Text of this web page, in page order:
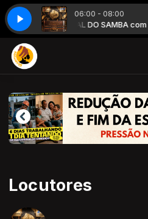
06:00 - 08:00
SAMBAQUINTAL DO SAMBA com
Locutores